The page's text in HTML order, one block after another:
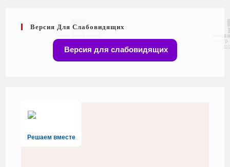
Версия Для Слабовидящих
Версия для слабовидящих
Решаем вместе